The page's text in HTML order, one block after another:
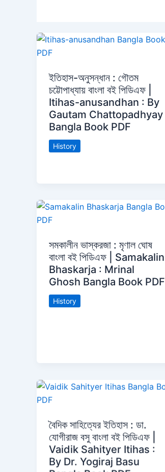
ইতিহাস-অনুসন্ধান : গৌতম
চট্টোপাধ্যায় বাংলা বই পিডিএফ |
Itihas-anusandhan : By
Gautam Chattopadhyay
Bangla Book PDF
History
সমকালীন ভাস্করজা : মৃণাল ঘোষ
বাংলা বই পিডিএফ | Samakalin
Bhaskarja : Mrinal
Ghosh Bangla Book PDF
History
বৈদিক সাহিত্যের ইতিহাস : ডা.
যোগীরাজ বসু বাংলা বই পিডিএফ |
Vaidik Sahityer Itihas :
By Dr. Yogiraj Basu